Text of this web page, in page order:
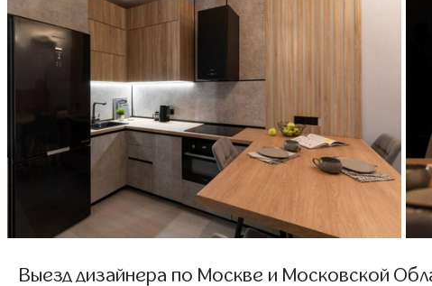
Выезд дизайнера по Москве и Московской